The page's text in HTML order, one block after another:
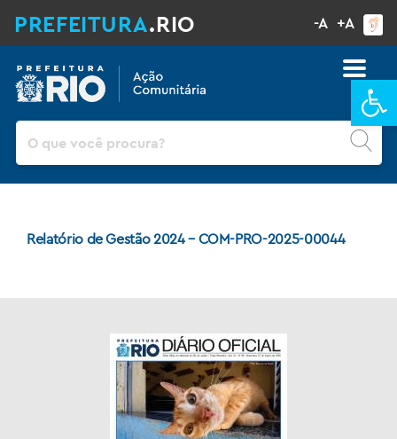
PREFEITURA.RIO -A +A
Relatório de Gestão 2024 – COM-PRO-2025-00044